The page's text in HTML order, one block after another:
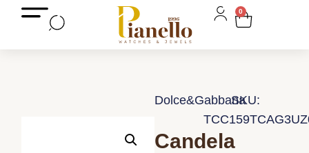
0
Dolce&GabbanaSKU:
Candela